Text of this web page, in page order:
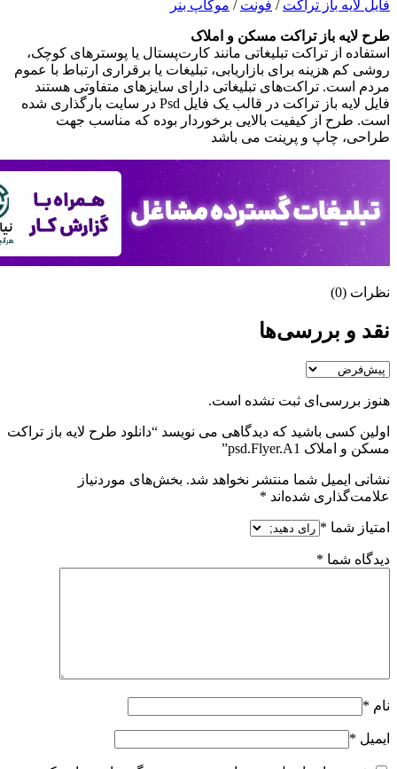
فایل لایه باز تراکت / فونت / موکاپ بنر
طرح لايه باز تراکت مسکن و املاک
استفاده از تراکت تبلیغاتی مانند کارت‌پستال یا پوسترهای کوچک،
روشی کم هزینه برای بازاریابی، تبلیغات یا برقراری ارتباط با عموم
مردم است. تراکت‌های تبلیغاتی دارای سایزهای متفاوتی هستند
فایل لایه باز تراکت در قالب يک فايل Psd در سايت بارگذاری شده
است. طرح از کيفيت بالایی برخوردار بوده که مناسب جهت
طراحی، چاپ و پرينت می باشد
نظرات (0)
نقد و بررسی‌ها
هنوز بررسی‌ای ثبت نشده است.
اولین کسی باشید که دیدگاهی می نویسد “دانلود طرح لايه باز تراکت
مسکن و املاک psd.Flyer.A1”
نشانی ایمیل شما منتشر نخواهد شد. بخش‌های موردنیاز
علامت‌گذاری شده‌اند *
امتیاز شما *
دیدگاه شما *
نام *
ایمیل *